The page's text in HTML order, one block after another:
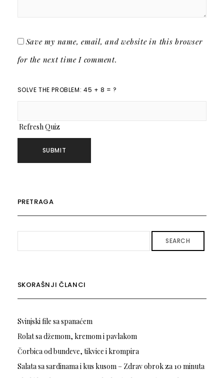
Save my name, email, and website in this browser
for the next time I comment.
SOLVE THE PROBLEM: 45 + 8 = ?
Refresh Quiz
PRETRAGA
SEARCH
SKORAŠNJI ČLANCI
Svinjski file sa spanaćem
Rolat sa džemom, kremom i pavlakom
Čorbica od bundeve, tikvice i krompira
Salata sa sardinama i kus kusom – Zdrav obrok za 10 minuta